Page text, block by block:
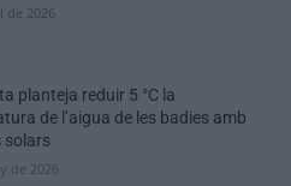
de 2026
planteja reduir 5 °C la
de l’aigua de les badies amb
solars
de 2026